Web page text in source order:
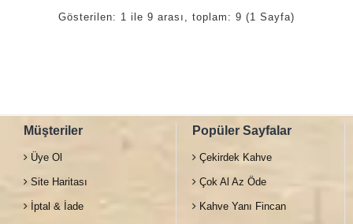
Gösterilen: 1 ile 9 arası, toplam: 9 (1 Sayfa)
Müşteriler
Üye Ol
Site Haritası
İptal & İade
Popüler Sayfalar
Çekirdek Kahve
Çok Al Az Öde
Kahve Yanı Fincan